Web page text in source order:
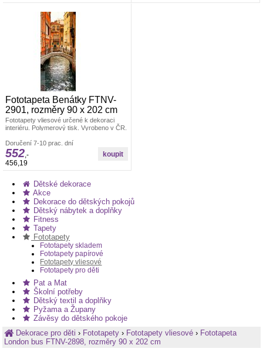
Fototapeta Benátky FTNV-
2901, rozměry 90 x 202 cm
Fototapety vliesové určené k dekoraci
interiéru. Polymerový tisk. Vyrobeno v ČR.
lepení fototapety, jedno dílná. Lepidlo je
součástí balení. Lepidlem se natírá pouze
zeď.
Doručení 7-10 prac. dní
552 ,-
456,19
Dětské dekorace
Akce
Dekorace do dětských pokojů
Dětský nábytek a doplňky
Fitness
Tapety
Fototapety
Fototapety skladem
Fototapety papírové
Fototapety vliesové
Fototapety pro děti
Pat a Mat
Školní potřeby
Dětský textil a doplňky
Pyžama a Župany
Závěsy do dětského pokoje
Dekorace pro děti› Fototapety › Fototapety vliesové › Fototapeta
London bus FTNV-2898, rozměry 90 x 202 cm